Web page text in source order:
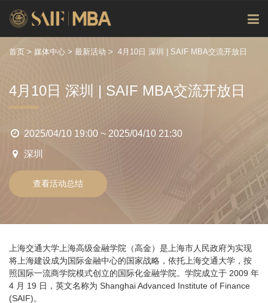
首页 > 媒体中心 > 最新活动 > 4月10日 深圳 | SAIF MBA交流开放日
4月10日 深圳 | SAIF MBA交流开放日
2025/04/10 19:00 ~ 2025/04/10 21:30
深圳
查看活动总结
上海交通大学上海高级金融学院（高金）是上海市人民政府为实现
将上海建设成为国际金融中心的国家战略，依托上海交通大学，按
照国际一流商学院模式创立的国际化金融学院。学院成立于 2009 年
4 月 19 日，英文名称为 Shanghai Advanced Institute of Finance
(SAIF)。